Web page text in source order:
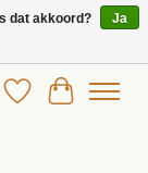
Verlanglijst
dat akkoord?
Ja